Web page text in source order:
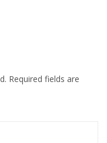
Required fields are